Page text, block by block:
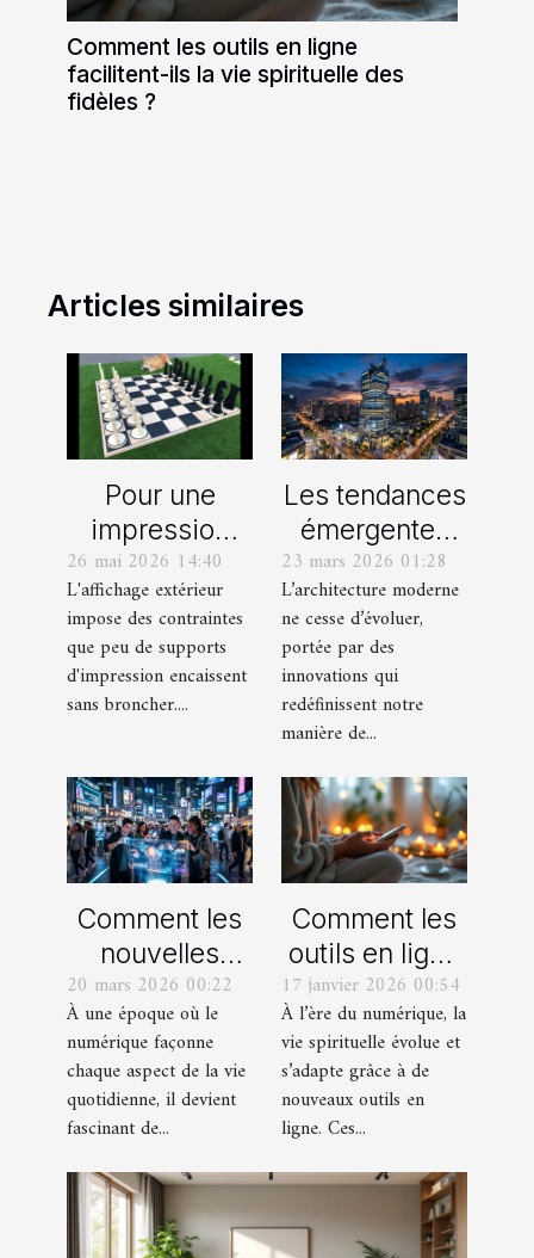
Comment les outils en ligne
facilitent-ils la vie spirituelle des
fidèles ?
Articles similaires
Pour une
impression
extérieure,
optez pour le
rouleau
adhésif en
vinyle
26 mai 2026 14:40
L'affichage extérieur
impose des contraintes
que peu de supports
d'impression encaissent
sans broncher....
Les tendances
émergentes
dans
l'architecture
moderne
23 mars 2026 01:28
L’architecture moderne
ne cesse d’évoluer,
portée par des
innovations qui
redéfinissent notre
manière de...
Comment les
nouvelles
technologies
influencent-
elles les
pratiques
culturelles
20 mars 2026 00:22
À une époque où le
numérique façonne
chaque aspect de la vie
quotidienne, il devient
fascinant de...
Comment les
outils en ligne
facilitent-ils la
vie spirituelle
des fidèles ?
17 janvier 2026 00:54
À l’ère du numérique, la
vie spirituelle évolue et
s’adapte grâce à de
nouveaux outils en
ligne. Ces...